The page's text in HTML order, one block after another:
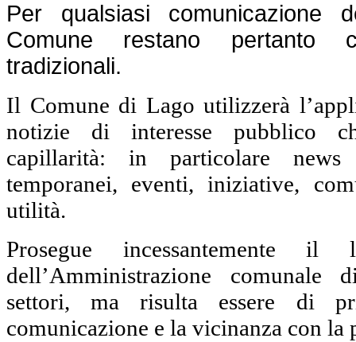
Per qualsiasi comunicazione
Comune restano pertanto
tradizionali.
Il Comune di Lago utilizzerà
notizie di interesse pubblico
capillarità: in particolare
temporanei, eventi, iniziative,
utilità.
Prosegue incessantemente
dell’Amministrazione
settori, ma risulta essere di
comunicazione e la vicinanza con